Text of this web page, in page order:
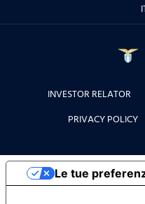
INVESTOR RELATOR
PRIVACY POLICY
Le tue